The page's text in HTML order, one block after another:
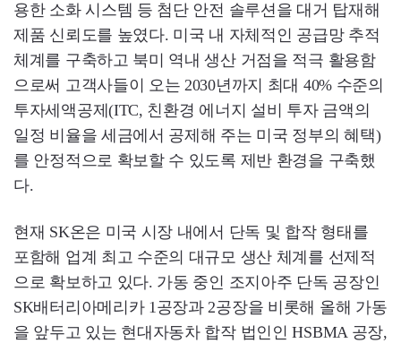
용한 소화 시스템 등 첨단 안전 솔루션을 대거 탑재해
제품 신뢰도를 높였다. 미국 내 자체적인 공급망 추적
체계를 구축하고 북미 역내 생산 거점을 적극 활용함
으로써 고객사들이 오는 2030년까지 최대 40% 수준의
투자세액공제(ITC, 친환경 에너지 설비 투자 금액의
일정 비율을 세금에서 공제해 주는 미국 정부의 혜택)
를 안정적으로 확보할 수 있도록 제반 환경을 구축했
다.
현재 SK온은 미국 시장 내에서 단독 및 합작 형태를
포함해 업계 최고 수준의 대규모 생산 체계를 선제적
으로 확보하고 있다. 가동 중인 조지아주 단독 공장인
SK배터리아메리카 1공장과 2공장을 비롯해 올해 가동
을 앞두고 있는 현대자동차 합작 법인인 HSBMA 공장,